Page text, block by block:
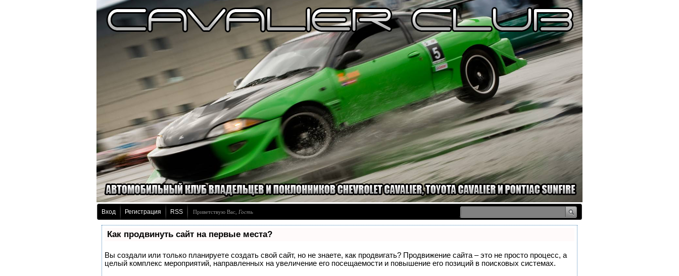
Вход Регистрация RSS Приветствую Вас Гость
Как продвинуть сайт на первые места?
Вы создали или только планируете создать свой сайт, но не знаете, как продвигать? Продвижение сайта – это не просто процесс, а
целый комплекс мероприятий, направленных на увеличение его посещаемости и повышение его позиций в поисковых системах.